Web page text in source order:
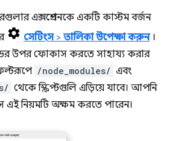
এক্সপ্রেশনকে একটি কাস্টম বর্জন
সেটিংস> তালিকা উপেক্ষা করুন।
উপর ফোকাস করতে সাহায্য করার
/node_modules/ এবং
থেকে স্ক্রিপ্টগুলি এড়িয়ে যাবে। আপনি
এই নিয়মটি অক্ষম করতে পারেন।